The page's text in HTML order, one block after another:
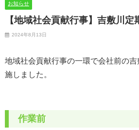
お知らせ
【地域社会貢献行事】吉敷川定
2024年8月13日
地域社会貢献行事の一環で会社前の
施しました。
作業前